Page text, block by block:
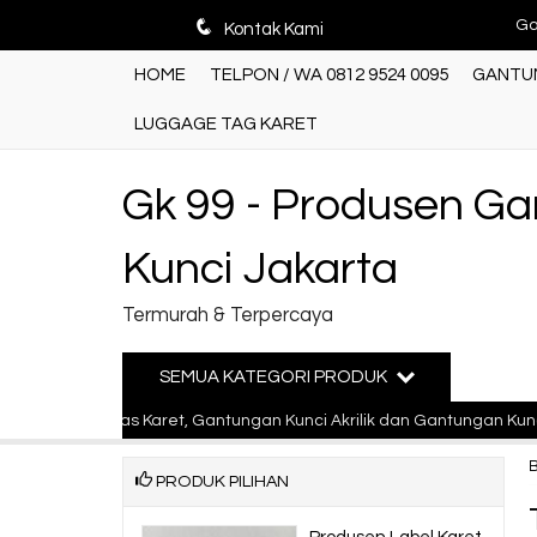
q Kontak Kami
HOME TELPON / WA 0812 9524 0095
LUGGAGE TAG KARET
Gk 99 - Produsen
Kunci Jakarta
Termurah & Terpercaya
SEMUA KATEGORI PRODUK
Karet, Gantungan Kunci Akrilik dan Gantungan Kunci Bahan Pin
PRODUK PILIHAN